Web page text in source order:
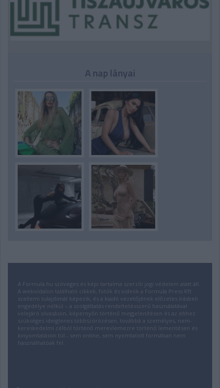
A nap lányai
A Formula.hu szöveges és képi tartalma szerzői jogi védelem alatt áll.
A weboldalon található cikkek, fotók és videók a Formula Press Kft.
szellemi tulajdonát képezik, és a kiadó vezetőjének előzetes írásbeli
engedélye nélkül – a szolgáltatás rendeltetésszerű használatával
velejáró olvasáson, képernyőn történő megjelenítésen és az ehhez
szükséges ideiglenes többszörözésen, továbbá a személyes, nem-
kereskedelmi célból történő merevlemezre történő lementésen és
kinyomtatáson túl - sem online, sem nyomtatott formában nem
használhatóak fel.